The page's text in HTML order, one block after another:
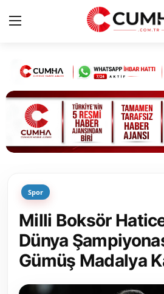
Kurumsal
Cumhurbaşkanlığı
Bakanlıklar
Siyasi Partiler
Yerel Yönetimler
Mülki İdare
Toplum ve Yaşam
Spor
Milli Boksör
Dünya
Gümüş Madalya